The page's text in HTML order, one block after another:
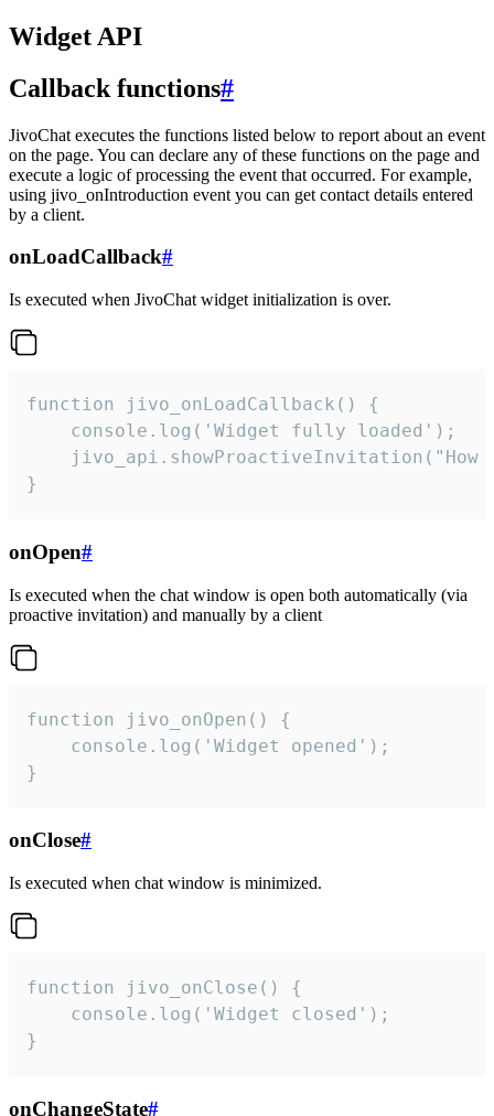
Widget API
Callback functions#
JivoChat executes the functions listed below to report about an event
on the page. You can declare any of these functions on the page and
execute a logic of processing the event that occurred. For example,
using jivo_onIntroduction event you can get contact details entered
by a client.
onLoadCallback#
Is executed when JivoChat widget initialization is over.
function jivo_onLoadCallback() {
    console.log('Widget fully loaded');
jivo_api.showProactiveInvitation("How
}
onOpen#
Is executed when the chat window is open both automatically (via
proactive invitation) and manually by a client
function jivo_onOpen() {
    console.log('Widget opened');
}
onClose#
Is executed when chat window is minimized.
function jivo_onClose() {
    console.log('Widget closed');
}
onChangeState#